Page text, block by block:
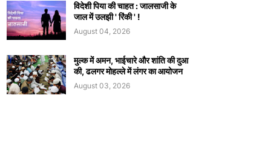
विदेशी पिया की चाहत : जालसाजी के
जाल में उलझी ' रिंकी ' !
August 04, 2026
मुल्क में अमन, भाईचारे और शांति की दुआ
की, ढलगर मोहल्ले में लंगर का आयोजन
August 03, 2026